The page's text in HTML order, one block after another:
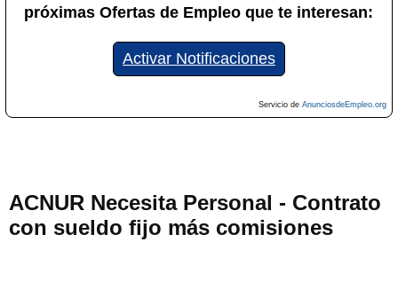
próximas Ofertas de Empleo que te interesan:
Activar Notificaciones
Servicio de AnunciosdeEmpleo.org
ACNUR Necesita Personal - Contrato
con sueldo fijo más comisiones